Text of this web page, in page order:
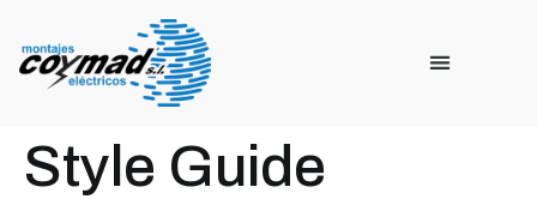
Style Guide